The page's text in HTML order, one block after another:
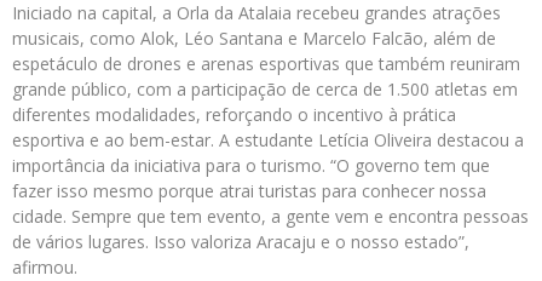
Iniciado na capital, a Orla da Atalaia recebeu grandes atrações
musicais, como Alok, Léo Santana e Marcelo Falcão, além de
espetáculo de drones e arenas esportivas que também reuniram
grande público, com a participação de cerca de 1.500 atletas em
diferentes modalidades, reforçando o incentivo à prática
esportiva e ao bem-estar. A estudante Letícia Oliveira destacou a
importância da iniciativa para o turismo. “O governo tem que
fazer isso mesmo porque atrai turistas para conhecer nossa
cidade. Sempre que tem evento, a gente vem e encontra pessoas
de vários lugares. Isso valoriza Aracaju e o nosso estado”,
afirmou.